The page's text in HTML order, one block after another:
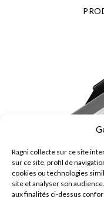
Ragni collecte sur ce site
sur ce site, profil de
cookies ou technologies
site et analyser son
aux finalités ci-dessus